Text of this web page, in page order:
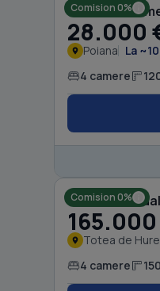
Comision 0%
Casă cu 4
28.000
Poiana La
4 camere
Comision 0%
Casă
Totea de
4 camere